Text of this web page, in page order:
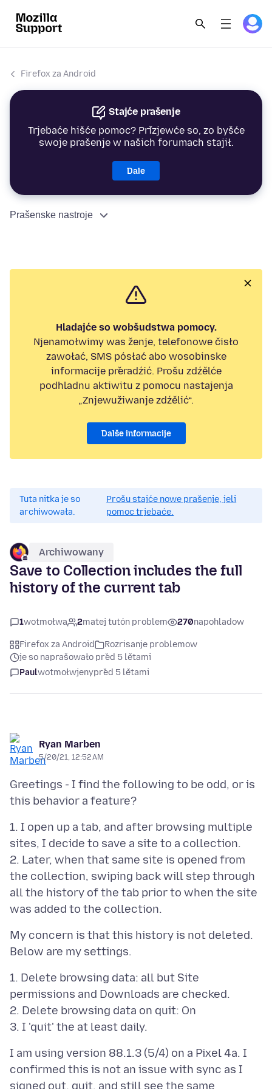
Firefox za Android
Stajće prašenje
Trjebaće hišće pomoc? Přizjewće so, zo byšće
swoje prašenje w našich forumach stajił.
Dale
Prašenske nastroje
Hladajće so wobšudstwa pomocy.
Njenamołwimy was ženje, telefonowe čisło
zawołać, SMS pósłać abo wosobinske
informacije přeradźić. Prošu zdźělće
podhladnu aktiwitu z pomocu nastajenja
„Znjewužiwanje zdźělić“.
Dalše informacije
Tuta nitka je so
archiwowała.
Prošu stajće nowe prašenje, jeli
pomoc trjebaće.
Archiwowany
Save to Collection includes the full
history of the current tab
1wotmołwa 2matej tutón problem 270napohladow
Firefox za Android
Rozrisanje problemow
je so naprašowało před 5 lětami
Paulwotmołwjenypřed 5 lětami
Ryan Marben
5/20/21, 12:52 AM
Greetings - I find the following to be odd, or is
1. I open up a tab, and after browsing multiple
sites, I decide to save a site to a collection.
2. Later, when that same site is opened from
the collection, swiping back will step through
all the history of the tab prior to when the site
My concern is that this history is not deleted.
1. Delete browsing data: all but Site
permissions and Downloads are checked.
2. Delete browsing data on quit: On
I am using version 88.1.3 (5/4) on a Pixel 4a. I
confirmed this is not an issue with sync as I
signed out, quit, and still see the same